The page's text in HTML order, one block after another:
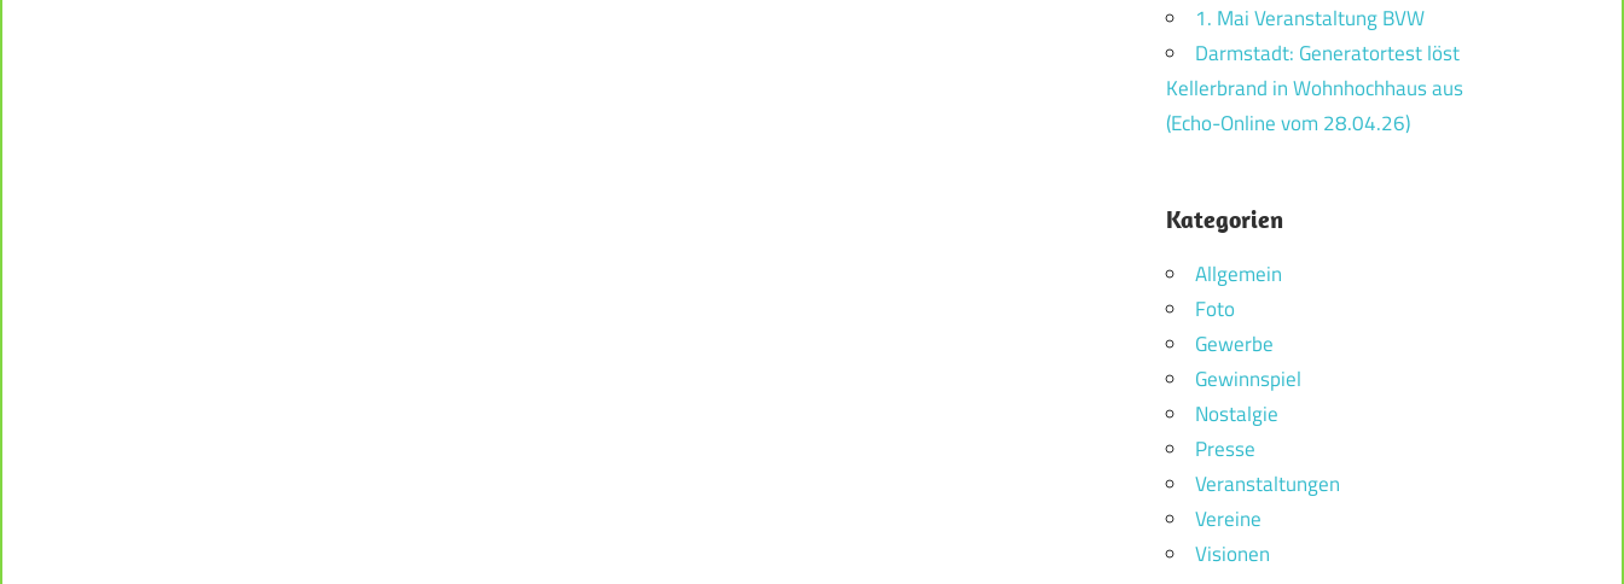
1. Mai Veranstaltung BVW
Darmstadt: Generatortest löst
Kellerbrand in Wohnhochhaus aus
(Echo-Online vom 28.04.26)
Kategorien
Allgemein
Foto
Gewerbe
Gewinnspiel
Nostalgie
Presse
Veranstaltungen
Vereine
Visionen